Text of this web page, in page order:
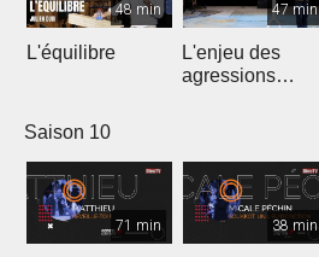
48 min
L'équilibre
47 min
L'enjeu des
agressions
Saison 10
71 min 38 min